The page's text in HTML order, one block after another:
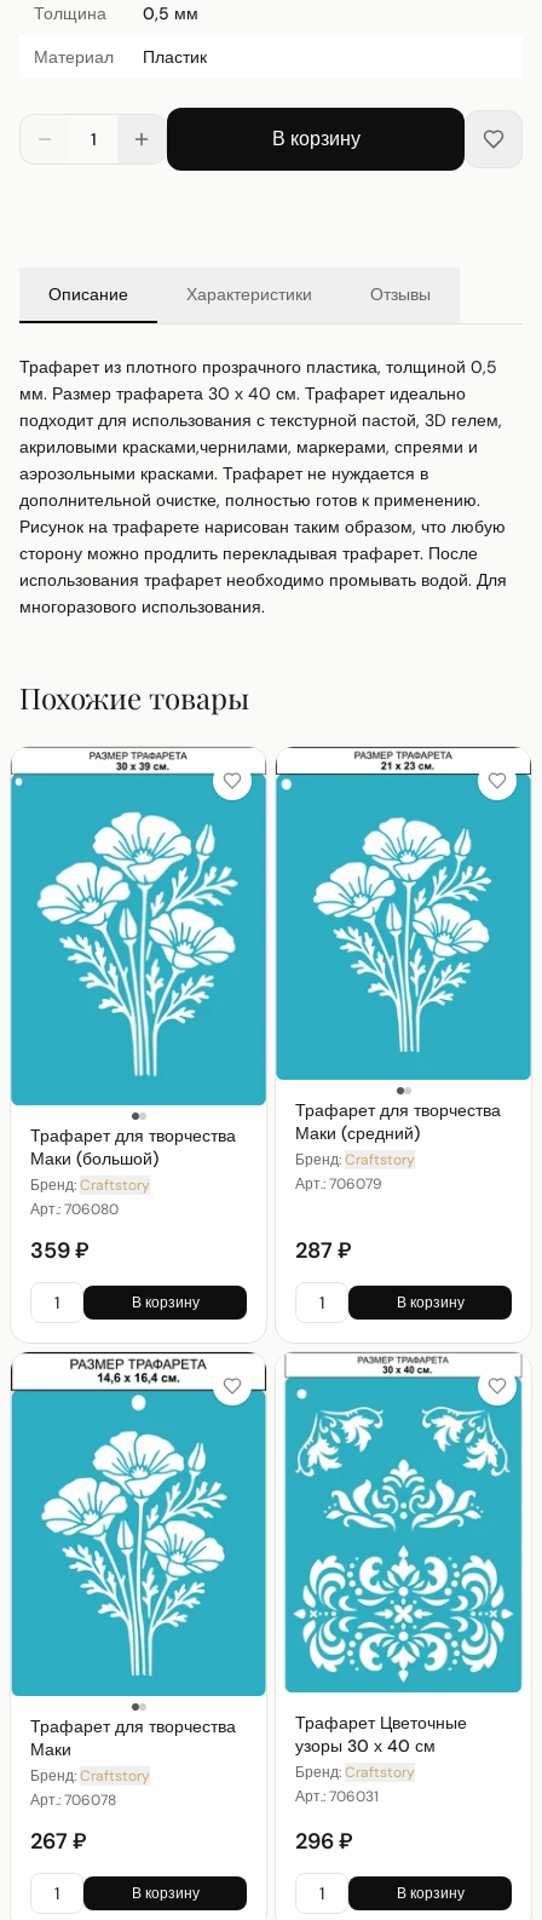
Толщина
0,5 мм
Материал
Пластик
1 В корзину
Описание Характеристики Отзывы
Трафарет из плотного прозрачного пластика, толщиной 0,5
мм. Размер трафарета 30 х 40 см. Трафарет идеально
подходит для использования с текстурной пастой, 3D гелем,
акриловыми красками,чернилами, маркерами, спреями и
аэрозольными красками. Трафарет не нуждается в
дополнительной очистке, полностью готов к применению.
Рисунок на трафарете нарисован таким образом, что любую
сторону можно продлить перекладывая трафарет. После
использования трафарет необходимо промывать водой. Для
многоразового использования.
Похожие товары
Трафарет для творчества
Маки (большой)
Бренд:Craftstory
Арт.:706080
359 ₽
В корзину
Трафарет для творчества
Маки (средний)
Бренд:Craftstory
Арт.:706079
287 ₽
В корзину
Трафарет для творчества
Маки
Бренд:Craftstory
Арт.:706078
267 ₽
В корзину
Трафарет Цветочные
узоры 30 х 40 см
Бренд:Craftstory
Арт.:706031
296 ₽
В корзину